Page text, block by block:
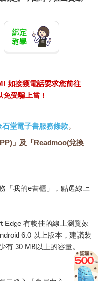
如接獲電話要求您前往
受騙上當！
石堂電子書服務條款。
」及「Readmoo(兌換
「我的e書櫃」，點選線上
Edge 有較佳的線上瀏覽效
6.0 以上版本，建議裝
有 30 MB以上的容量。